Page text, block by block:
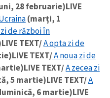
28 februarie)LIVE
(marți, 1
de război în
LIVE TEXT/A opta zi de
LIVE TEXT/A noua zi de
LIVE TEXT/A zecea zi
5 martie)LIVE TEXT/A
6 martie)LIVE